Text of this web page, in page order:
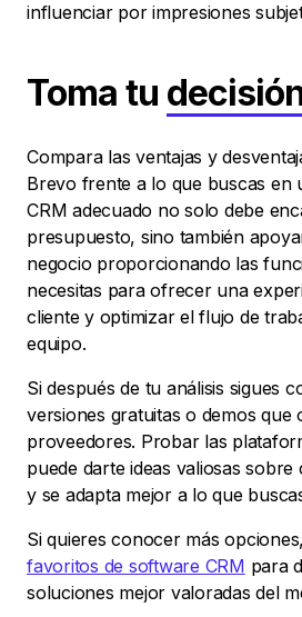
influenciar por impresiones
Toma tu
Compara las ventajas y
Brevo frente a lo que buscas en
CRM adecuado no solo debe
presupuesto, sino también
negocio proporcionando las
necesitas para ofrecer una
cliente y optimizar el flujo de
equipo.
Si después de tu análisis sigues
versiones gratuitas o demos que
proveedores. Probar las
puede darte ideas valiosas sobre
y se adapta mejor a lo que
Si quieres conocer más
favoritos de software CRM para
soluciones mejor valoradas del